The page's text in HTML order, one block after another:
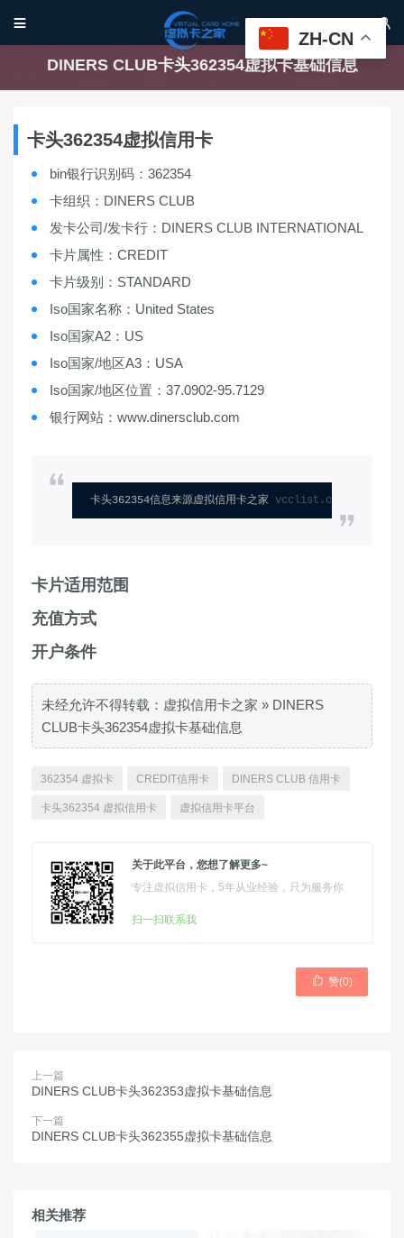
 
DINERS CLUB卡头362354虚拟卡基础信息
卡头362354虚拟信用卡
bin银行识别码：362354
卡组织：DINERS CLUB
发卡公司/发卡行：DINERS CLUB INTERNATIONAL
卡片属性：CREDIT
卡片级别：STANDARD
Iso国家名称：United States
Iso国家A2：US
Iso国家/地区A3：USA
Iso国家/地区位置：37.0902-95.7129
银行网站：www.dinersclub.com
卡头362354信息来源虚拟信用卡之家 vcclist.com
卡片适用范围
充值方式
开户条件
未经允许不得转载： 虚拟信用卡之家 » DINERS
CLUB卡头362354虚拟卡基础信息
362354 虚拟卡 CREDIT信用卡 DINERS CLUB 信用卡
卡头362354 虚拟信用卡 虚拟信用卡平台
关于此平台，您想了解更多~
专注虚拟信用卡，5年从业经验，只为服务你
扫一扫联系我
 赞(0)
上一篇
DINERS CLUB卡头362353虚拟卡基础信息
下一篇
DINERS CLUB卡头362355虚拟卡基础信息
相关推荐
ZH-CN